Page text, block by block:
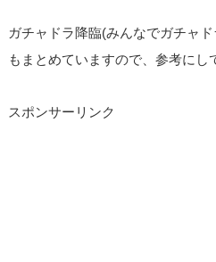
ガチャドラ降臨(みんなでガチャ
もまとめていますので、参考にし
スポンサーリンク